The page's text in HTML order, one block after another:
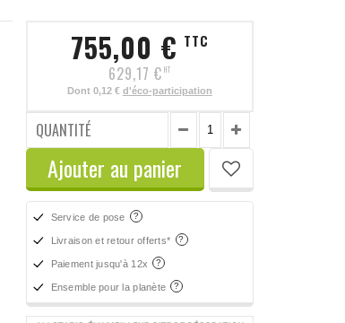
755,00 € TTC
629,17 € HT
Dont 0,12 € d'éco-participation
QUANTITÉ
Ajouter au panier
Service de pose
Livraison et retour offerts*
Paiement jusqu'à 12x
Ensemble pour la planète